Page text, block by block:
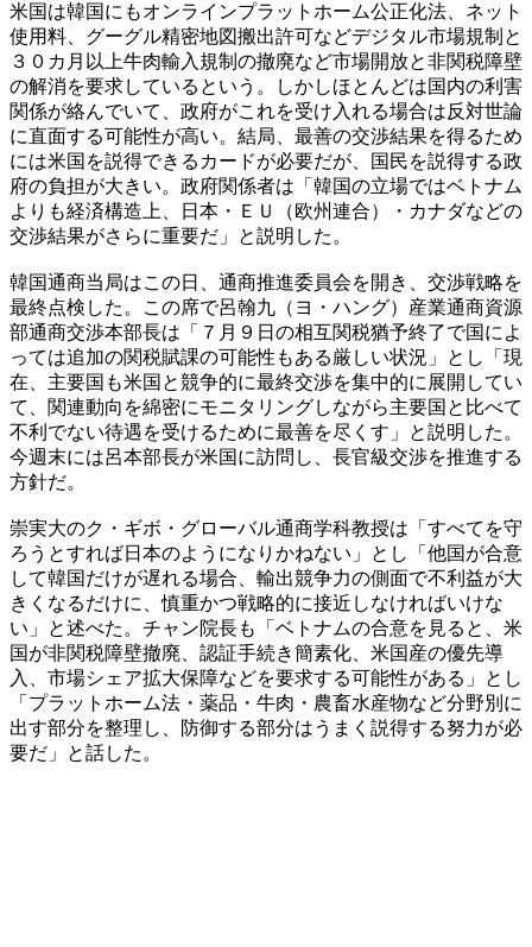
米国は韓国にもオンラインプラットホーム公正化法、ネット
使用料、グーグル精密地図搬出許可などデジタル市場規制と
３０カ月以上牛肉輸入規制の撤廃など市場開放と非関税障壁
の解消を要求しているという。しかしほとんどは国内の利害
関係が絡んでいて、政府がこれを受け入れる場合は反対世論
に直面する可能性が高い。結局、最善の交渉結果を得るため
には米国を説得できるカードが必要だが、国民を説得する政
府の負担が大きい。政府関係者は「韓国の立場ではベトナム
よりも経済構造上、日本・ＥＵ（欧州連合）・カナダなどの
交渉結果がさらに重要だ」と説明した。
韓国通商当局はこの日、通商推進委員会を開き、交渉戦略を
最終点検した。この席で呂翰九（ヨ・ハング）産業通商資源
部通商交渉本部長は「７月９日の相互関税猶予終了で国によ
っては追加の関税賦課の可能性もある厳しい状況」とし「現
在、主要国も米国と競争的に最終交渉を集中的に展開してい
て、関連動向を綿密にモニタリングしながら主要国と比べて
不利でない待遇を受けるために最善を尽くす」と説明した。
今週末には呂本部長が米国に訪問し、長官級交渉を推進する
方針だ。
崇実大のク・ギボ・グローバル通商学科教授は「すべてを守
ろうとすれば日本のようになりかねない」とし「他国が合意
して韓国だけが遅れる場合、輸出競争力の側面で不利益が大
きくなるだけに、慎重かつ戦略的に接近しなければいけな
い」と述べた。チャン院長も「ベトナムの合意を見ると、米
国が非関税障壁撤廃、認証手続き簡素化、米国産の優先導
入、市場シェア拡大保障などを要求する可能性がある」とし
「プラットホーム法・薬品・牛肉・農畜水産物など分野別に
出す部分を整理し、防御する部分はうまく説得する努力が必
要だ」と話した。